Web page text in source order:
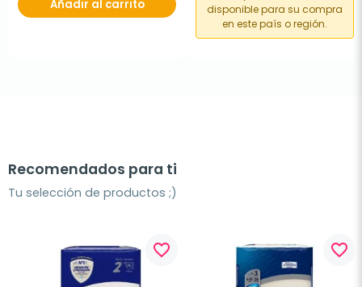
Añadir al carrito
disponible para su compra
en este país o región.
Recomendados para ti
Tu selección de productos ;)
favorite_border favorite_border